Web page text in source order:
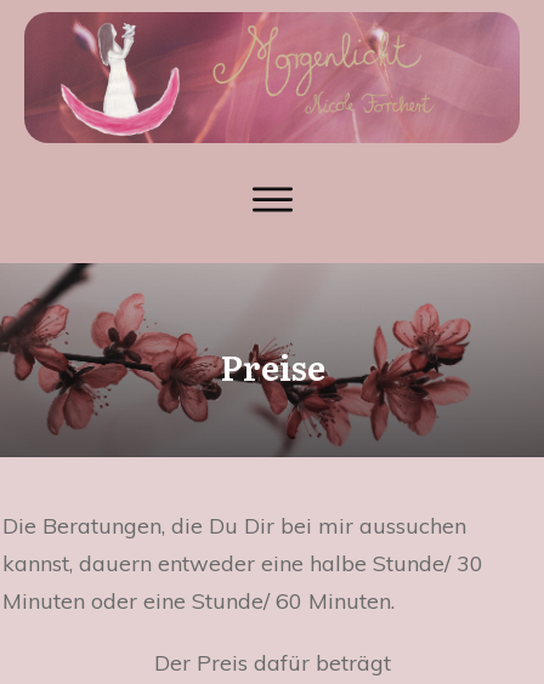
Preise
Die Beratungen, die Du Dir bei mir aussuchen
kannst, dauern entweder eine halbe Stunde/ 30
Minuten oder eine Stunde/ 60 Minuten.
Der Preis dafür beträgt